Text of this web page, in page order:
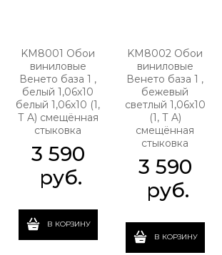
KM8001 Обои
виниловые
Венето база 1 ,
белый 1,06х10
белый 1,06х10 (1,
Т A) смещённая
стыковка
3 590
руб.
В КОРЗИНУ
KM8002 Обои
виниловые
Венето база 1 ,
бежевый
светлый 1,06х10
(1, Т A)
смещённая
стыковка
3 590
руб.
В КОРЗИНУ